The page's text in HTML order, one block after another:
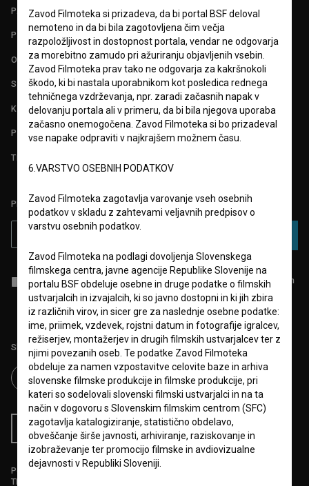
PARTNERJI
POGOJI UPORABE
O PROJEKTU
STATISTIKA
KONTAKT
POGOSTA VPRAŠANJA
TEST FUNKCIONALNOSTI
PRIJAVITE SE NA BSF NOVIČNIK:
Sprejemamsplošne pogojein dajemsoglasjeza zbiranje, hrambo in
obdelavo osebnih podatkov.
Sledite nam na:
RSS novice RSS dogodki
Podprite nas z donacijo na
TRR: SI56 6100 0001 5706 684,
Zavod Filmoteka si prizadeva, da bi portal BSF deloval
nemoteno in da bi bila zagotovljena čim večja
razpoložljivost in dostopnost portala, vendar ne odgovarja
za morebitno zamudo pri ažuriranju objavljenih vsebin.
Zavod Filmoteka prav tako ne odgovarja za kakršnokoli
škodo, ki bi nastala uporabnikom kot posledica rednega
tehničnega vzdrževanja, npr. zaradi začasnih napak v
delovanju portala ali v primeru, da bi bila njegova uporaba
začasno onemogočena. Zavod Filmoteka si bo prizadeval
vse napake odpraviti v najkrajšem možnem času.
6.VARSTVO OSEBNIH PODATKOV
Zavod Filmoteka zagotavlja varovanje vseh osebnih
podatkov v skladu z zahtevami veljavnih predpisov o
varstvu osebnih podatkov.
Zavod Filmoteka na podlagi dovoljenja Slovenskega
filmskega centra, javne agencije Republike Slovenije na
portalu BSF obdeluje osebne in druge podatke o filmskih
ustvarjalcih in izvajalcih, ki so javno dostopni in ki jih zbira
iz različnih virov, in sicer gre za naslednje osebne podatke:
ime, priimek, vzdevek, rojstni datum in fotografije igralcev,
režiserjev, montažerjev in drugih filmskih ustvarjalcev ter z
njimi povezanih oseb. Te podatke Zavod Filmoteka
obdeluje za namen vzpostavitve celovite baze in arhiva
slovenske filmske produkcije in filmske produkcije, pri
kateri so sodelovali slovenski filmski ustvarjalci in na ta
način v dogovoru s Slovenskim filmskim centrom (SFC)
zagotavlja katalogiziranje, statistično obdelavo,
obveščanje širše javnosti, arhiviranje, raziskovanje in
izobraževanje ter promocijo filmske in avdiovizualne
dejavnosti v Republiki Sloveniji.